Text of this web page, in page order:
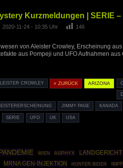
Kurzmeldungen | SERIE –
2020-11-24 - 10:35 Uhr 146
von Aleister Crowley, Erscheinung
aus Pompeji und UFO Aufnahmen aus
CROWLEY « ZURÜCK ARIZONA
JIMMY PAGE KANADA
SERIE UFO UK USA
WIEN ASPHYX
MRNA GEN-INJEKTION HUNTER BIDEN